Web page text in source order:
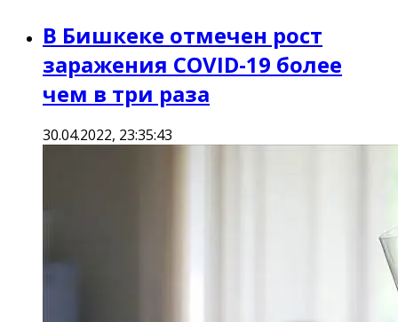
В Бишкеке отмечен рост
заражения COVID-19 более
чем в три раза
30.04.2022, 23:35:43